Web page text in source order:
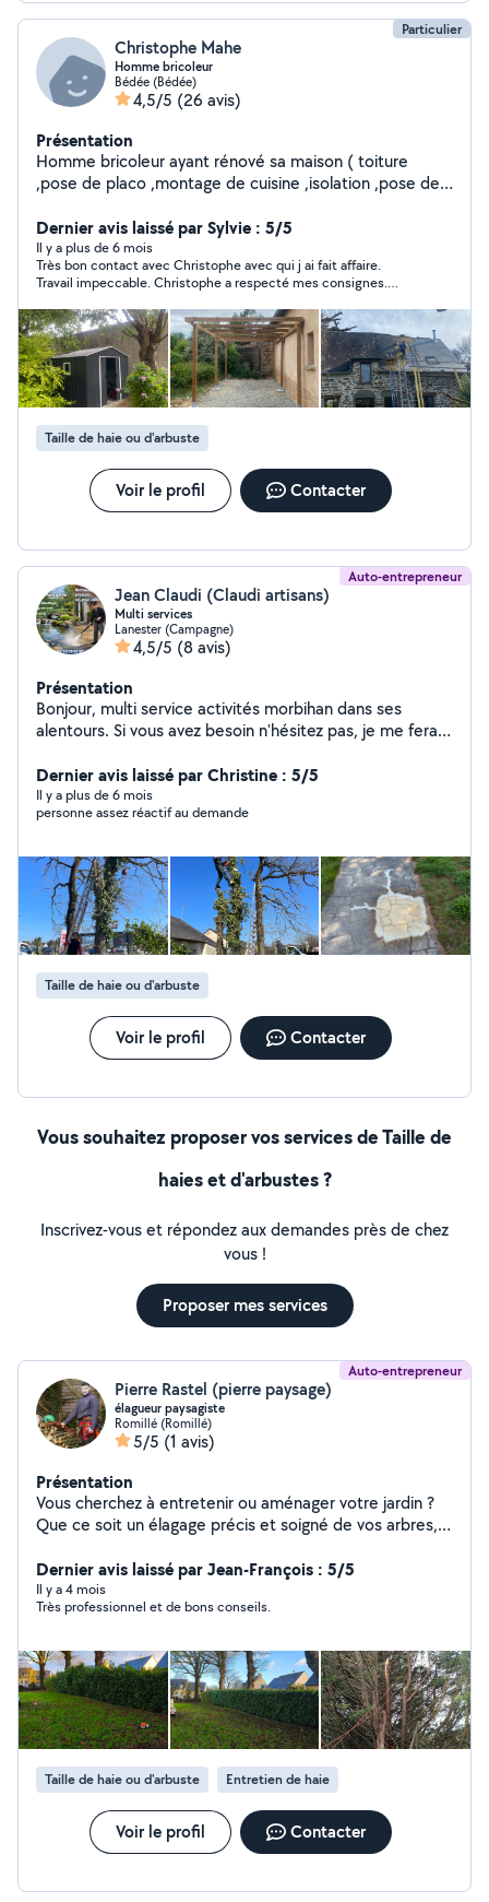
Particulier
Christophe Mahe
Homme bricoleur
Bédée (Bédée)
4,5/5 (26 avis)
Présentation
Homme bricoleur ayant rénové sa maison ( toiture
,pose de placo ,montage de cuisine ,isolation ,pose de
parquet stratifié, moquette, bardage bois , espace vert)
Dernier avis laissé par Sylvie : 5/5
Il y a plus de 6 mois
Très bon contact avec Christophe avec qui j ai fait affaire.
Travail impeccable. Christophe a respecté mes consignes.
correct. Je recommande vivement. Je reviendrais vers
Christophe sans hésitation pour d autres travaux.
Taille de haie ou d'arbuste
Voir le profil Contacter
Auto-entrepreneur
Jean Claudi (Claudi artisans)
Multi services
Lanester (Campagne)
4,5/5 (8 avis)
Présentation
Bonjour, multi service activités morbihan dans ses
alentours. Si vous avez besoin n'hésitez pas, je me ferai
démarre donc les prix sont très compétitifs.
Dernier avis laissé par Christine : 5/5
Il y a plus de 6 mois
personne assez réactif au demande
Taille de haie ou d'arbuste
Voir le profil Contacter
Vous souhaitez proposer vos services de Taille de
haies et d'arbustes ?
Inscrivez-vous et répondez aux demandes près de chez
vous !
Proposer mes services
Auto-entrepreneur
Pierre Rastel (pierre paysage)
élagueur paysagiste
Romillé (Romillé)
5/5 (1 avis)
Présentation
Vous cherchez à entretenir ou aménager votre jardin ?
Que ce soit un élagage précis et soigné de vos arbres,
éventuels, vous pouvez me faire appel. mon service
inclut : - Élagage soigné et adapté à chaque arbre. -
Aménagement paysager personnalisé pour transformer
débroussaillage et toute autre prestation pour votre
extérieur. Les avantages qui s'offrent à vous : - Devis
gratuit : je vous propose un devis détaillé et gratuit, sans
engagement, pour répondre au mieux à vos attentes. -
Possibilité d'un crédit d'impôt de 50% sur mes
prestations. Je reste disponible pour toute demande de
devis ou de conseil. Pierre Paysage
Dernier avis laissé par Jean-François : 5/5
Il y a 4 mois
Très professionnel et de bons conseils.
Taille de haie ou d'arbuste Entretien de haie
Voir le profil Contacter